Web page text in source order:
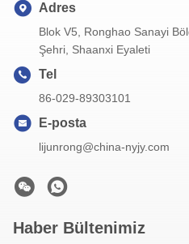
Adres
Blok V5, Ronghao Sanayi
Şehri, Shaanxi Eyaleti
Tel
86-029-89303101
E-posta
lijunrong@china-nyjy.com
Haber Bültenimiz